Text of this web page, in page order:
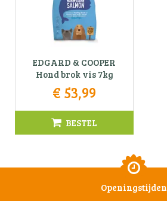
EDGARD & COOPER
Hond brok vis 7kg
€ 53,99
BESTEL
Openingstijden